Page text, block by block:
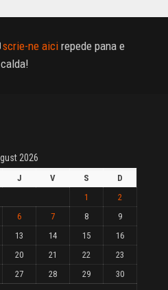
scrie-ne aici repede pana e
calda!
2026
J V S
D
1
2
6 7 8
9
13 14 15
16
20 21 22
23
27 28 29
30